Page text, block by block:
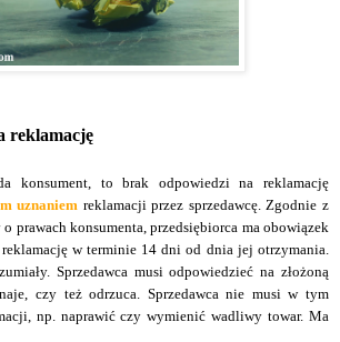
reklamację
konsument, to brak odpowiedzi na reklamację
uznaniem reklamacji przez sprzedawcę. Zgodnie z
prawach konsumenta, przedsiębiorca ma obowiązek
w terminie 14 dni od dnia jej otrzymania.
Sprzedawca musi odpowiedzieć na złożoną
czy teżodrzuca. Sprzedawca nie musi w tym
np. naprawić czy wymienić wadliwy towar. Ma